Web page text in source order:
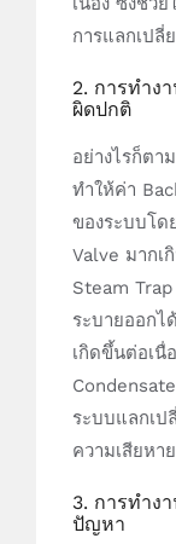
การแลกเป
2. การทำง
ผิดปกติ
อย่างไรก็ตา
ทำให้ค่า
ของระบบโด
Valve มากเ
Steam
ระบายออกไ
เกิดขึ้นต่อเนื่
ระบบแลกเป
ความเสียห
3. การทำง
ปัญหา